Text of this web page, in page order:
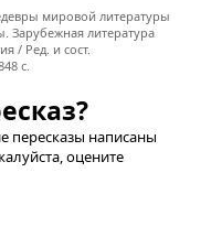
мировой литературы
Зарубежная литература
/ Ред. и сост.
с.
пересказы написаны
оцените